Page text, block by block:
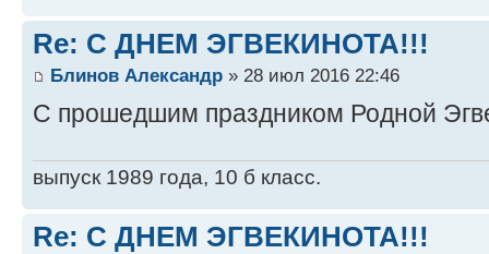
Re: С ДНЕМ ЭГВЕКИНОТА!!!
Блинов Александр » 28 июл 2016 22:46
С прошедшим праздником Родной
выпуск 1989 года, 10 б класс.
Re: С ДНЕМ ЭГВЕКИНОТА!!!